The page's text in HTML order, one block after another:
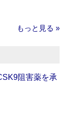
もっと見る »
阻害薬を承